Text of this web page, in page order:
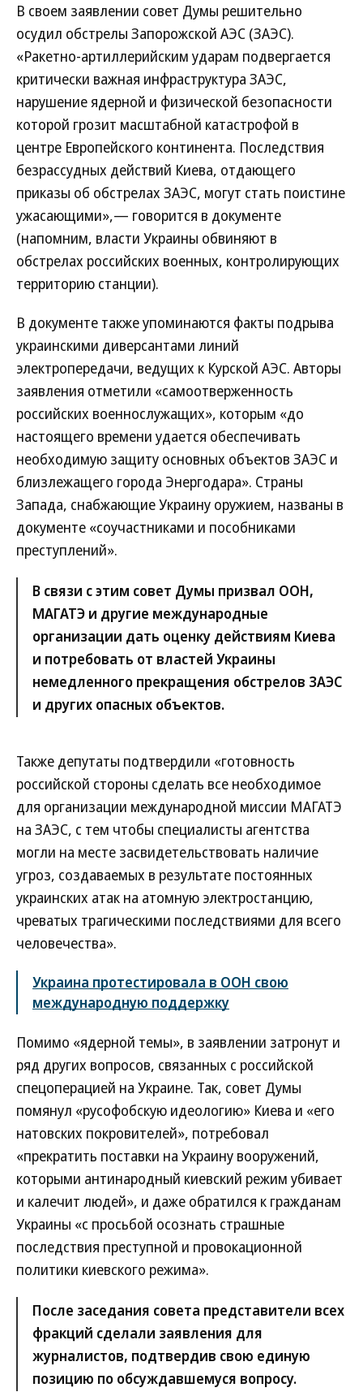
В своем заявлении совет Думы решительно
осудил обстрелы Запорожской АЭС (ЗАЭС).
«Ракетно-артиллерийским ударам подвергается
критически важная инфраструктура ЗАЭС,
нарушение ядерной и физической безопасности
которой грозит масштабной катастрофой в
центре Европейского континента. Последствия
безрассудных действий Киева, отдающего
приказы об обстрелах ЗАЭС, могут стать поистине
ужасающими»,— говорится в документе
(напомним, власти Украины обвиняют в
обстрелах российских военных, контролирующих
территорию станции).
В документе также упоминаются факты подрыва
украинскими диверсантами линий
электропередачи, ведущих к Курской АЭС. Авторы
заявления отметили «самоотверженность
российских военнослужащих», которым «до
настоящего времени удается обеспечивать
необходимую защиту основных объектов ЗАЭС и
близлежащего города Энергодара». Страны
Запада, снабжающие Украину оружием, названы в
документе «соучастниками и пособниками
преступлений».
В связи с этим совет Думы призвал ООН,
МАГАТЭ и другие международные
организации дать оценку действиям Киева
и потребовать от властей Украины
немедленного прекращения обстрелов ЗАЭС
и других опасных объектов.
Также депутаты подтвердили «готовность
российской стороны сделать все необходимое
для организации международной миссии МАГАТЭ
на ЗАЭС, с тем чтобы специалисты агентства
могли на месте засвидетельствовать наличие
угроз, создаваемых в результате постоянных
украинских атак на атомную электростанцию,
чреватых трагическими последствиями для всего
человечества».
Украина протестировала в ООН свою
международную поддержку
Помимо «ядерной темы», в заявлении затронут и
ряд других вопросов, связанных с российской
спецоперацией на Украине. Так, совет Думы
помянул «русофобскую идеологию» Киева и «его
натовских покровителей», потребовал
«прекратить поставки на Украину вооружений,
которыми антинародный киевский режим убивает
и калечит людей», и даже обратился к гражданам
Украины «с просьбой осознать страшные
последствия преступной и провокационной
политики киевского режима».
После заседания совета представители всех
фракций сделали заявления для
журналистов, подтвердив свою единую
позицию по обсуждавшемуся вопросу.